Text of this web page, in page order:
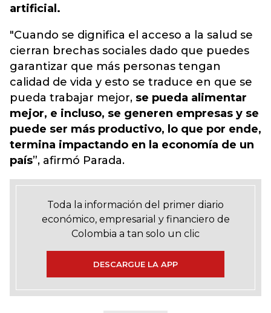
artificial.
"Cuando se dignifica el acceso a la salud se
cierran brechas sociales dado que puedes
garantizar que más personas tengan
calidad de vida y esto se traduce en que se
pueda trabajar mejor, se pueda alimentar
mejor, e incluso, se generen empresas y se
puede ser más productivo, lo que por ende,
termina impactando en la economía de un
país”, afirmó Parada.
Toda la información del primer diario
económico, empresarial y financiero de
Colombia a tan solo un clic
DESCARGUE LA APP